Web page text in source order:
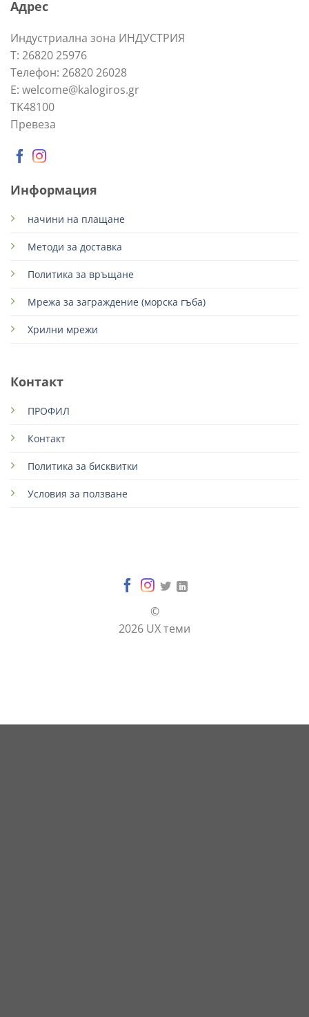
Адрес
Индустриална зона ИНДУСТРИЯ
Т: 26820 25976
Телефон: 26820 26028
E: welcome@kalogiros.gr
TK48100
Превеза
Информация
начини на плащане
Методи за доставка
Политика за връщане
Мрежа за заграждение (морска гъба)
Хрилни мрежи
Контакт
ПРОФИЛ
Контакт
Политика за бисквитки
Условия за ползване
©
2026 UX теми